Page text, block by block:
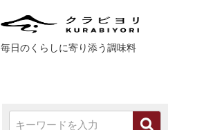
毎日のくらしに寄り添う調味料